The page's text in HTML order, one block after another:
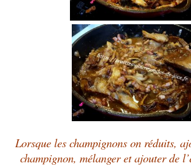
Lorsque les champignons on réduits,
champignon, mélanger et ajouter de